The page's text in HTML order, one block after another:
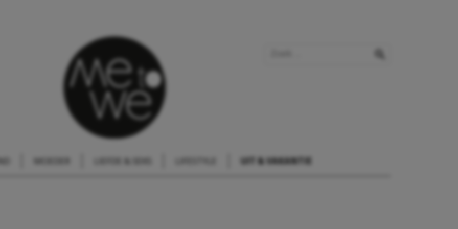
MOEDER LIEFDE & SEKS UIT & VAKANTIE